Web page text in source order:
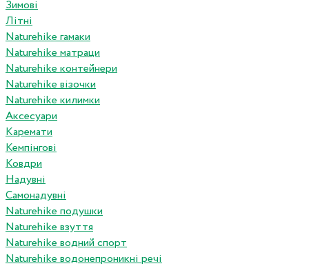
Зимові
Літні
Naturehike гамаки
Naturehike матраци
Naturehike контейнери
Naturehike візочки
Naturehike килимки
Аксесуари
Каремати
Кемпінгові
Ковдри
Надувні
Самонадувні
Naturehike подушки
Naturehike взуття
Naturehike водний спорт
Naturehike водонепроникні речі